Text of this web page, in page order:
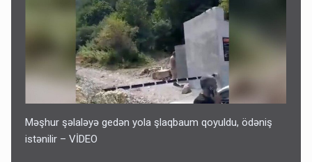
Məşhur şəlaləyə gedən yola şlaqbaum qoyuldu, ödəniş
istənilir – VİDEO